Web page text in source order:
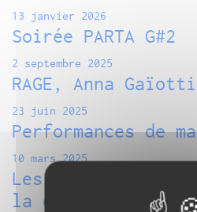
13 janvier 2026
Soirée PARTA G#2
2 septembre 2025
RAGE, Anna Gaïotti
23 juin 2025
Performances de
10 mars 2025
Les Labos du
la douceur